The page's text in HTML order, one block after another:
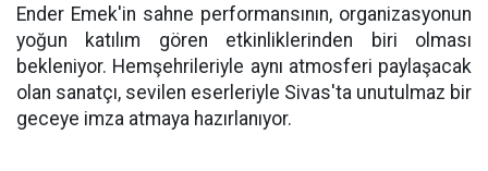
Ender Emek'in sahne performansının, organizasyonun
yoğun katılım gören etkinliklerinden biri olması
bekleniyor. Hemşehrileriyle aynı atmosferi paylaşacak
olan sanatçı, sevilen eserleriyle Sivas'ta unutulmaz bir
geceye imza atmaya hazırlanıyor.